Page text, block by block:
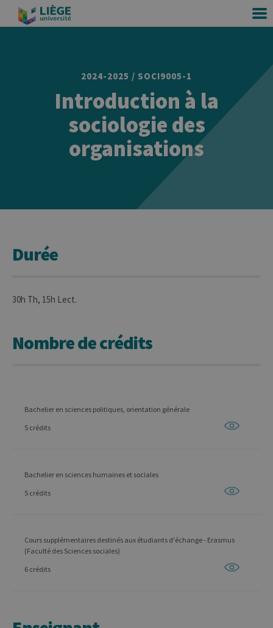
2024-2025 / SOCI9005-1
Introduction à la
sociologie des
organisations
Durée
30h Th, 15h Lect.
Nombre de crédits
Bachelier en sciences politiques, orientation générale
5 crédits
Bachelier en sciences humaines et sociales
5 crédits
Cours supplémentaires destinés aux étudiants d'échange - Erasmus
(Faculté des Sciences sociales)
6 crédits